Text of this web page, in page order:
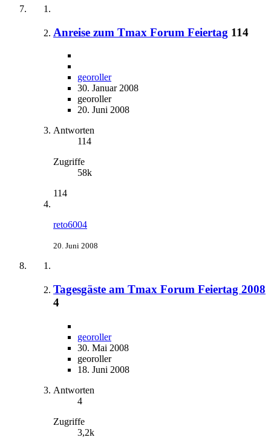
Anreise zum Tmax Forum Feiertag 114
georoller
30. Januar 2008
georoller
20. Juni 2008
Antworten
114
Zugriffe
58k
114
reto6004
20. Juni 2008
Tagesgäste am Tmax Forum Feiertag 2008
4
georoller
30. Mai 2008
georoller
18. Juni 2008
Antworten
4
Zugriffe
3,2k